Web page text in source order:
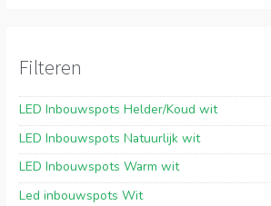
Filteren
LED Inbouwspots Helder/Koud wit
LED Inbouwspots Natuurlijk wit
LED Inbouwspots Warm wit
Led inbouwspots Wit